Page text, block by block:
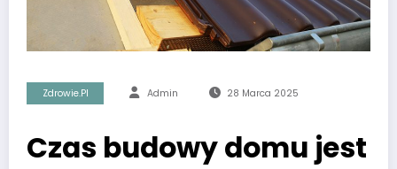
Zdrowie.pl Admin 28 Marca 2025
Czas budowy domu jest